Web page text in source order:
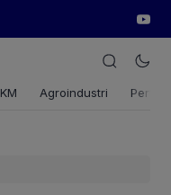
Agroindustri